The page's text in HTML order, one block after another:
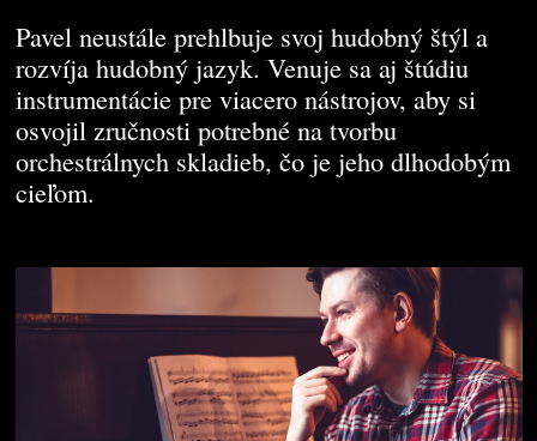
Pavel neustále prehlbuje svoj hudobný štýl a
rozvíja hudobný jazyk. Venuje sa aj štúdiu
instrumentácie pre viacero nástrojov, aby si
osvojil zručnosti potrebné na tvorbu
orchestrálnych skladieb, čo je jeho dlhodobým
cieľom.